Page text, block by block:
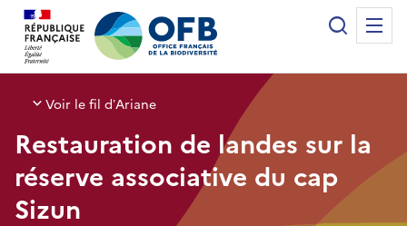
Office français de la biodiversité
Recherche
Voir le fil d’Ariane
Restauration de landes sur la
réserve associative du cap
Sizun
Panneau de gestion des cookies